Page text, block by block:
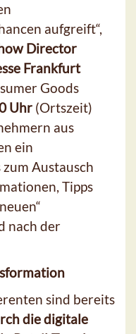
aufgreift“,
Director
Frankfurt
Goods
Uhr (Ortszeit)
aus
ein
Austausch
Tipps
nach der
sind bereits
die digitale